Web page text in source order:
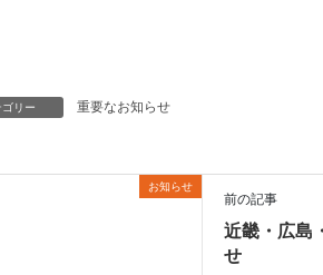
ゴリー 重要なお知らせ
お知らせ
前の記事
近畿・広島
せ